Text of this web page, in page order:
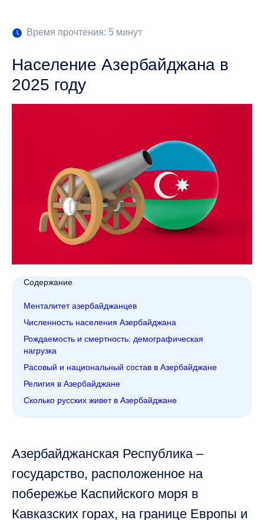
Время прочтения: 5 минут
Население Азербайджана в
2025 году
Содержание
Менталитет азербайджанцев
Численность населения Азербайджана
Рождаемость и смертность: демографическая
нагрузка
Расовый и национальный состав в Азербайджане
Религия в Азербайджане
Сколько русских живет в Азербайджане
Азербайджанская Республика –
государство, расположенное на
побережье Каспийского моря в
Кавказских горах, на границе Европы и